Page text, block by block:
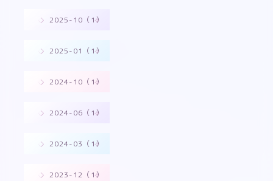
2025-10（1）
2025-01（1）
2024-10（1）
2024-06（1）
2024-03（1）
2023-12（1）